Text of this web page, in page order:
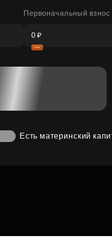
Первоначальный взнос
Есть материнский